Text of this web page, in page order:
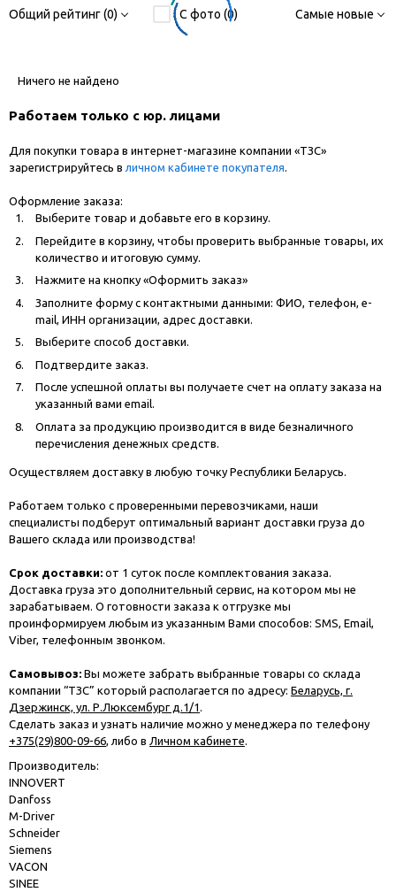
Общий рейтинг (0) С фото (0) Самые новые
Ничего не найдено
Работаем только с юр. лицами
Для покупки товара в интернет-магазине компании «ТЗС»
зарегистрируйтесь в личном кабинете покупателя.
Оформление заказа:
Выберите товар и добавьте его в корзину.
Перейдите в корзину, чтобы проверить выбранные товары, их
количество и итоговую сумму.
Нажмите на кнопку «Оформить заказ»
Заполните форму с контактными данными: ФИО, телефон, e-
mail, ИНН организации, адрес доставки.
Выберите способ доставки.
Подтвердите заказ.
После успешной оплаты вы получаете счет на оплату заказа на
указанный вами email.
Оплата за продукцию производится в виде безналичного
перечисления денежных средств.
Осуществляем доставку в любую точку Республики Беларусь.
Работаем только с проверенными перевозчиками, наши
специалисты подберут оптимальный вариант доставки груза до
Вашего склада или производства!
Срок доставки: от 1 суток после комплектования заказа.
Доставка груза это дополнительный сервис, на котором мы не
зарабатываем. О готовности заказа к отгрузке мы
проинформируем любым из указанным Вами способов: SMS, Email,
Viber, телефонным звонком.
Самовывоз: Вы можете забрать выбранные товары со склада
компании “ТЗС” который располагается по адресу: Беларусь, г.
Дзержинск, ул. Р.Люксембург д.1/1 .
Сделать заказ и узнать наличие можно у менеджера по телефону
+375(29)800-09-66, либо в Личном кабинете.
Производитель:
INNOVERT
Danfoss
M-Driver
Schneider
Siemens
VACON
SINEE